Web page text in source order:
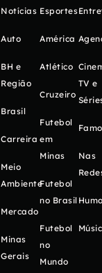
Notícias
Auto
BH e
Região
Brasil
Carreira
Meio
Ambiente
Mercado
Minas
Gerais
Esportes
América
Atlético
Cruzeiro
Futebol
em
Minas
Futebol
no Brasil
Futebol
no
Mundo
TV e
Nas